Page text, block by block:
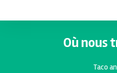
Où nous
Taco